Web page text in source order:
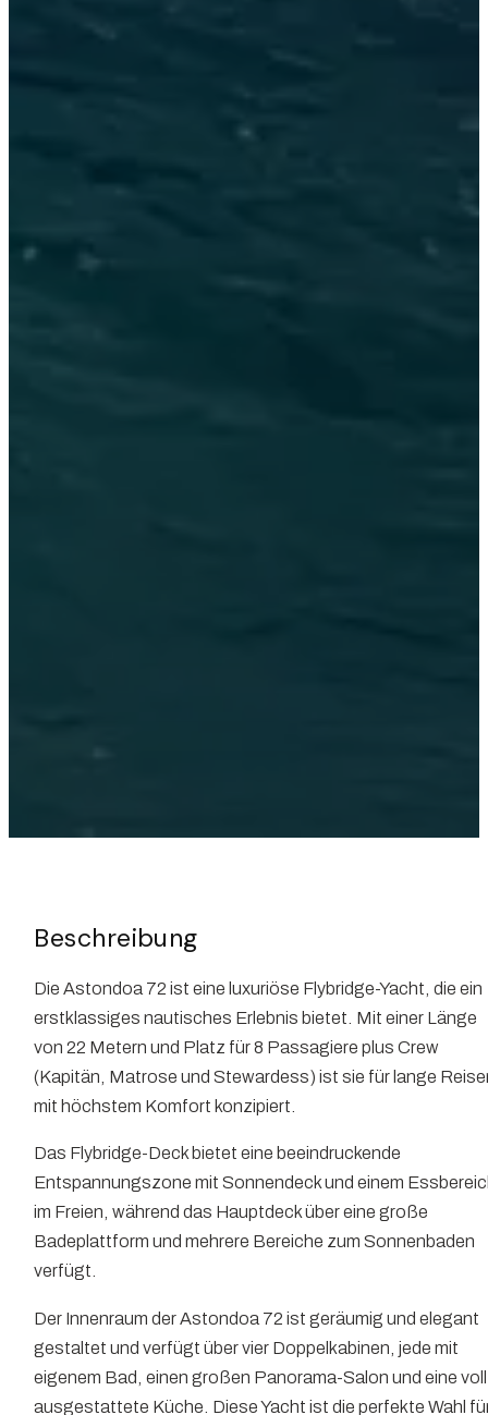
Beschreibung
Die Astondoa 72 ist eine luxuriöse Flybridge-Yacht, die ein
erstklassiges nautisches Erlebnis bietet. Mit einer Länge
von 22 Metern und Platz für 8 Passagiere plus Crew
(Kapitän, Matrose und Stewardess) ist sie für lange
mit höchstem Komfort konzipiert.
Das Flybridge-Deck bietet eine beeindruckende
Entspannungszone mit Sonnendeck und einem
im Freien, während das Hauptdeck über eine große
Badeplattform und mehrere Bereiche zum Sonnenbaden
verfügt.
Der Innenraum der Astondoa 72 ist geräumig und elegant
gestaltet und verfügt über vier Doppelkabinen, jede mit
eigenem Bad, einen großen Panorama-Salon und eine voll
ausgestattete Küche. Diese Yacht ist die perfekte Wahl